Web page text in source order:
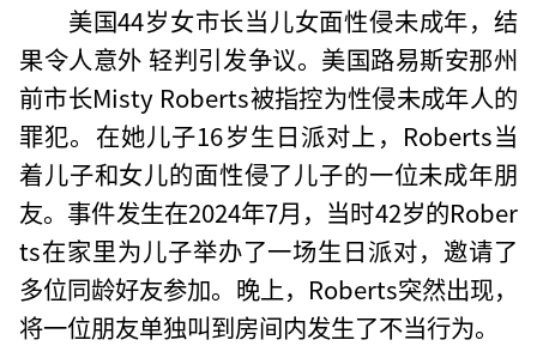
美国44岁女市长当儿女面性侵未成年，结
果令人意外 轻判引发争议。美国路易斯安那州
前市长Misty Roberts被指控为性侵未成年人的
罪犯。在她儿子16岁生日派对上，Roberts当
着儿子和女儿的面性侵了儿子的一位未成年朋
友。事件发生在2024年7月，当时42岁的Rober
ts在家里为儿子举办了一场生日派对，邀请了
多位同龄好友参加。晚上，Roberts突然出现，
将一位朋友单独叫到房间内发生了不当行为。